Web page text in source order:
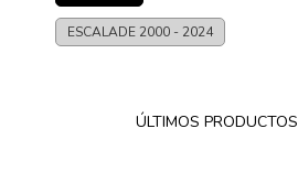
ESCALADE 2000 - 2024
ÚLTIMOS PRODUCTOS